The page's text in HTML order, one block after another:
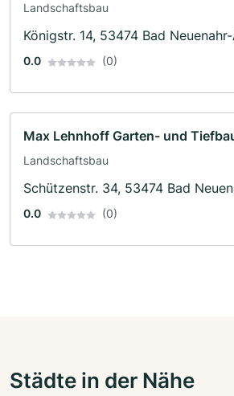
Landschaftsbau
Königstr. 14, 53474 Bad
0.0 (0)
Max Lehnhoff Garten- und
Landschaftsbau
Schützenstr. 34, 53474 Bad
0.0 (0)
Städte in der Nähe